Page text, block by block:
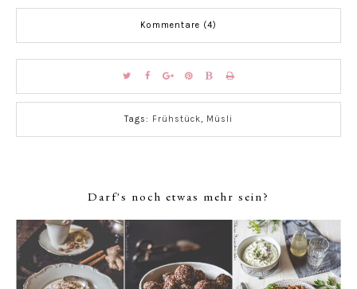
Kommentare (4)
Tags: Frühstück, Müsli
Darf's noch etwas mehr sein?